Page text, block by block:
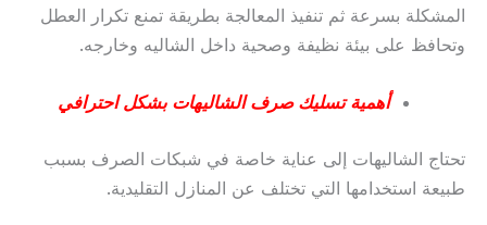
المشكلة بسرعة ثم تنفيذ المعالجة بطريقة تمنع تكرار العطل
وتحافظ على بيئة نظيفة وصحية داخل الشاليه وخارجه.
أهمية تسليك صرف الشاليهات بشكل احترافي
تحتاج الشاليهات إلى عناية خاصة في شبكات الصرف بسبب
طبيعة استخدامها التي تختلف عن المنازل التقليدية.